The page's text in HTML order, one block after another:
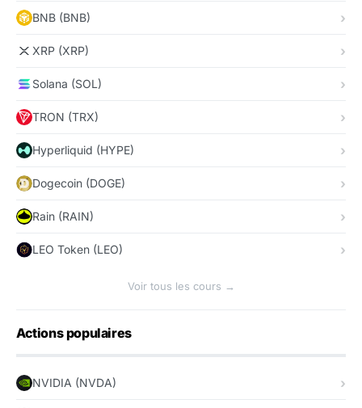
BNB (BNB)
XRP (XRP)
Solana (SOL)
TRON (TRX)
Hyperliquid (HYPE)
Dogecoin (DOGE)
Rain (RAIN)
LEO Token (LEO)
Voir tous les cours →
Actions populaires
NVIDIA (NVDA)